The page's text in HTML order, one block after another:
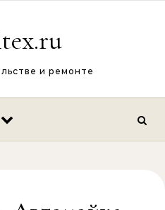
и ремонте